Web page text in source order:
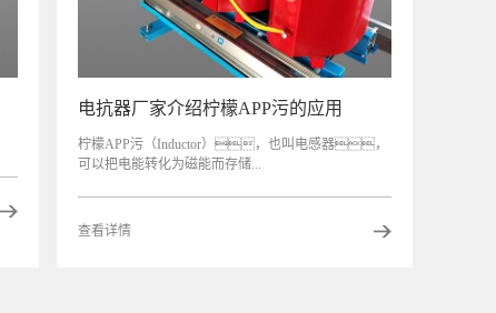
电抗器厂家介绍柠檬APP污的应用
柠檬APP污（Inductor），也叫电感器，
可以把电能转化为磁能而存储...
查看详情